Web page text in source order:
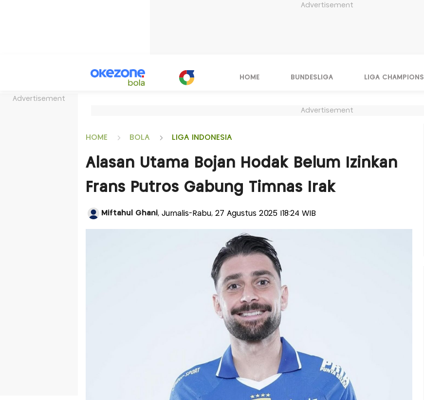
Advertisement
Advertisement
HOME BUNDESLIGA LIGA CHAMPIONS
Advertisement
HOME BOLA LIGA INDONESIA
Alasan Utama Bojan Hodak Belum Izinkan
Frans Putros Gabung Timnas Irak
Miftahul Ghani, Jurnalis-Rabu, 27 Agustus 2025 |18:24 WIB